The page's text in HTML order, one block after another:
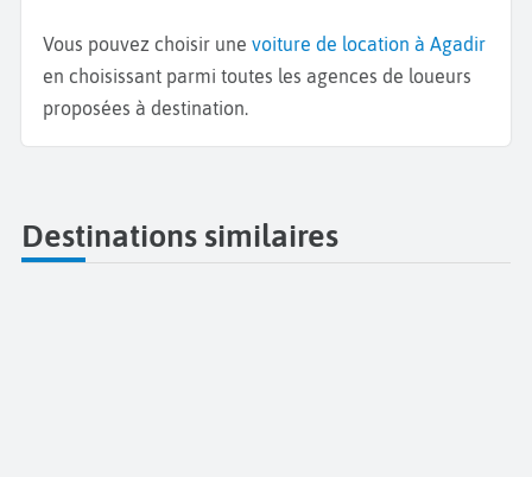
Vous pouvez choisir une voiture de location à Agadir
en choisissant parmi toutes les agences de loueurs
proposées à destination.
Destinations similaires